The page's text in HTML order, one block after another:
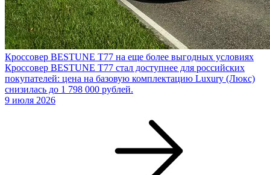
Кроссовер BESTUNE T77 на еще более выгодных условиях
Кроссовер BESTUNE T77 стал доступнее для российских
покупателей: цена на базовую комплектацию Luxury (Люкс)
снизилась до 1 798 000 рублей.
9 июля 2026